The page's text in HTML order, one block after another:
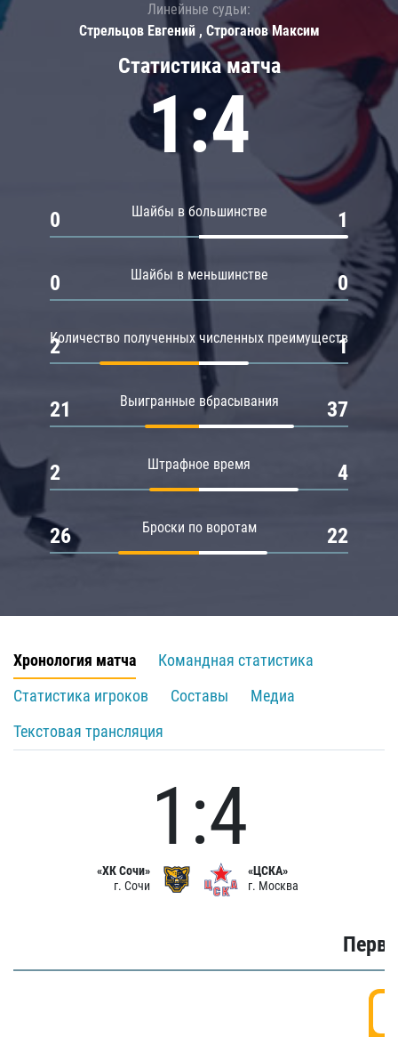
Статистика матча
1:4
Шайбы в большинстве
0 1
Шайбы в меньшинстве
0 0
Количество полученных численных преимуществ
2 1
Выигранные вбрасывания
21 37
Штрафное время
2 4
Броски по воротам
26 22
Линейные судьи:
Стрельцов Евгений , Строганов Максим
Хронология матча
Командная статистика
Статистика игроков
Составы
Медиа
Текстовая трансляция
«ХК Сочи»
г. Сочи
1:4
«ЦСКА»
г. Москва